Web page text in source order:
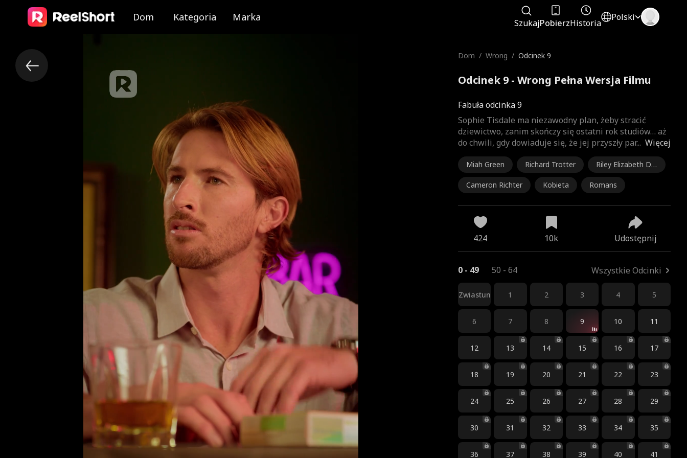
Dom Kategoria Marka SzukajPobierzHistoria
Polski
Nie mieszaj się, Luke.
Dom / Wrong / Odcinek 9
Odcinek 9 - Wrong Pełna Wersja Filmu
Fabuła odcinka 9
Więcej
Sophie Tisdale ma niezawodny plan, żeby stracić
dziewictwo, zanim skończy się ostatni rok studiów… aż
do chwili, gdy dowiaduje się, że jej przyszły par...
Miah Green Richard Trotter
Riley Elizabeth Da
Cameron Richter Kobieta Romans
424 10k Udostępnij
0 - 49 50 - 64 Wszystkie Odcinki
Zwiastun 1 2 3 4 5
6 7 8 9 10 11
12 13 14 15 16 17
18 19 20 21 22 23
24 25 26 27 28 29
30 31 32 33 34 35
36 37 38 39 40 41